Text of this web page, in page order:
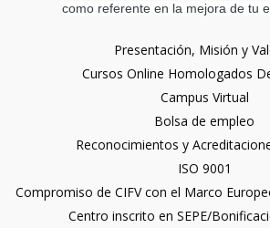
como referente en la mejora de tu
Presentación, Misión y
Cursos Online Homologados
Campus Virtual
Bolsa de empleo
Reconocimientos y
ISO 9001
Compromiso de CIFV con el Marco
Centro inscrito en SEPE/